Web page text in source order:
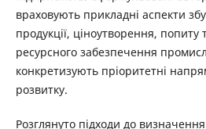
враховують прикладні аспекти
продукції, ціноутворення, попиту
ресурсного забезпечення
конкретизують пріоритетні
розвитку.
Розглянуто підходи до